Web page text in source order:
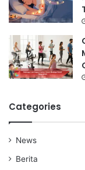
Categories
News
Berita